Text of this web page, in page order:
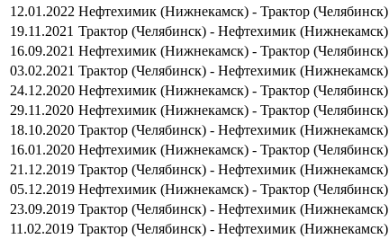
12.01.2022 Нефтехимик (Нижнекамск) - Трактор (Челябинск)
19.11.2021 Трактор (Челябинск) - Нефтехимик (Нижнекамск)
16.09.2021 Нефтехимик (Нижнекамск) - Трактор (Челябинск)
03.02.2021 Трактор (Челябинск) - Нефтехимик (Нижнекамск)
24.12.2020 Нефтехимик (Нижнекамск) - Трактор (Челябинск)
29.11.2020 Нефтехимик (Нижнекамск) - Трактор (Челябинск)
18.10.2020 Трактор (Челябинск) - Нефтехимик (Нижнекамск)
16.01.2020 Нефтехимик (Нижнекамск) - Трактор (Челябинск)
21.12.2019 Трактор (Челябинск) - Нефтехимик (Нижнекамск)
05.12.2019 Нефтехимик (Нижнекамск) - Трактор (Челябинск)
23.09.2019 Трактор (Челябинск) - Нефтехимик (Нижнекамск)
11.02.2019 Трактор (Челябинск) - Нефтехимик (Нижнекамск)